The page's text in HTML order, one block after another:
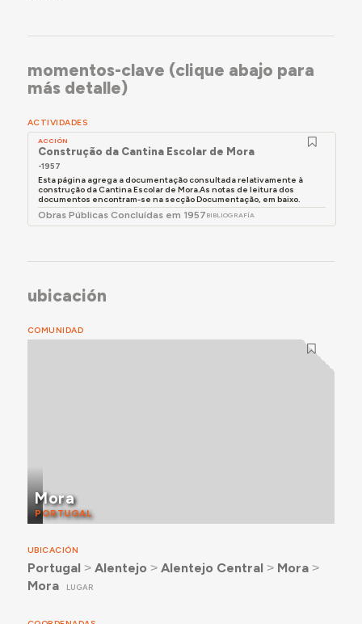
momentos-clave (clique abajo para
más detalle)
ACTIVIDADES
ACCIÓN
Construção da Cantina Escolar de Mora
-1957
Esta página agrega a documentação consultada relativamente à
construção da Cantina Escolar de Mora.As notas de leitura dos
documentos encontram-se na secção Documentação, em baixo.
Obras Públicas Concluídas em 1957 BIBLIOGRAFÍA
ubicación
COMUNIDAD
Mora
PORTUGAL
UBICACIÓN
Portugal ˃ Alentejo ˃ Alentejo Central ˃ Mora˃
Mora
LUGAR